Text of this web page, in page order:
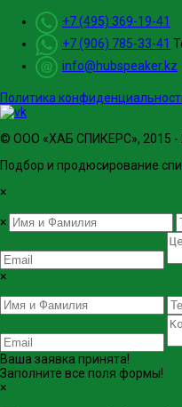
+7 (495) 369-19-41
+7 (906) 785-33-41
info@hubspeaker.kz
Политика
© ООО «ХАБ СПИКЕРС», 2015 -
Подбор и продюсирование
×
×
×
Ваша заявка принята!
Заполните все поля формы!
×